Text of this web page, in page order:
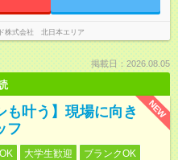
株式会社 北日本エリア
掲載日：2026.08.05
NEW
も叶う】現場に向き
フ
大学生歓迎
ブランクOK